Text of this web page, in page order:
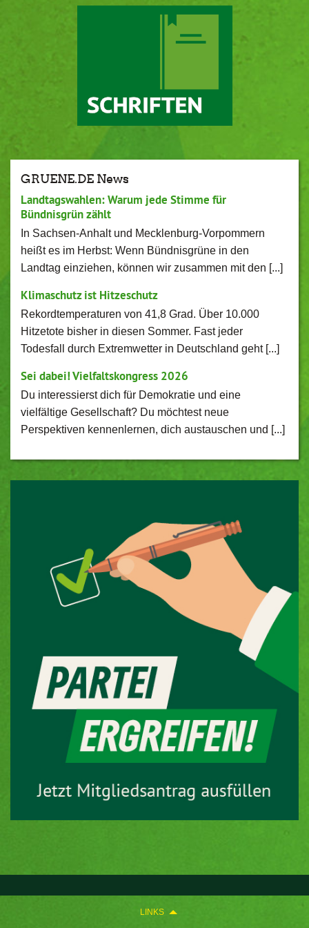
LINKS
GRUENE.DE News
Landtagswahlen: Warum jede Stimme für
Bündnisgrün zählt
In Sachsen-Anhalt und Mecklenburg-Vorpommern
heißt es im Herbst: Wenn Bündnisgrüne in den
Landtag einziehen, können wir zusammen mit den [...]
Klimaschutz ist Hitzeschutz
Rekordtemperaturen von 41,8 Grad. Über 10.000
Hitzetote bisher in diesen Sommer. Fast jeder
Todesfall durch Extremwetter in Deutschland geht [...]
Sei dabei! Vielfaltskongress 2026
Du interessierst dich für Demokratie und eine
vielfältige Gesellschaft? Du möchtest neue
Perspektiven kennenlernen, dich austauschen und [...]